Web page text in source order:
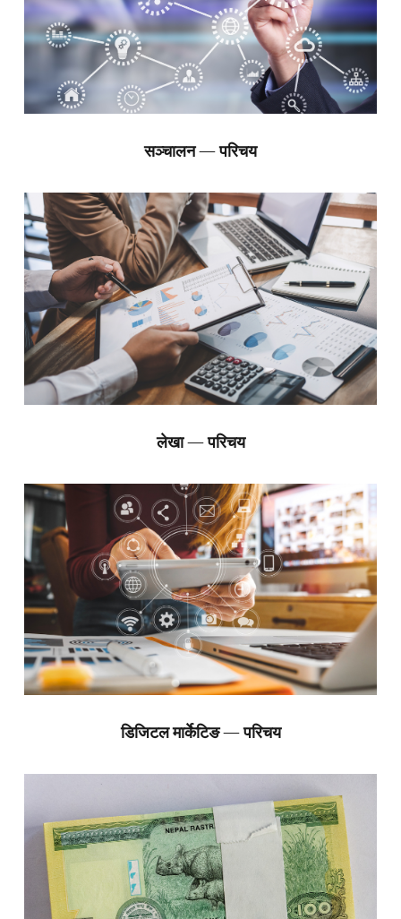
सञ्चालन — परिचय
लेखा — परिचय
डिजिटल मार्केटिङ — परिचय